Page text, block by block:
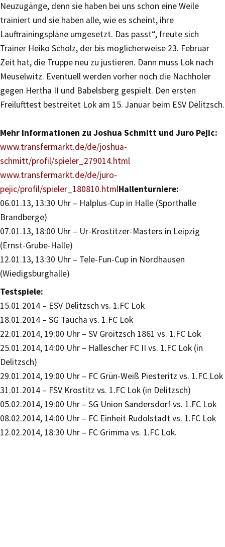
Neuzugänge, denn sie haben bei uns schon eine Weile
trainiert und sie haben alle, wie es scheint, ihre
Lauftrainingspläne umgesetzt. Das passt“, freute sich
Trainer Heiko Scholz, der bis möglicherweise 23. Februar
Zeit hat, die Truppe neu zu justieren. Dann muss Lok nach
Meuselwitz. Eventuell werden vorher noch die Nachholer
gegen Hertha II und Babelsberg gespielt. Den ersten
Freilufttest bestreitet Lok am 15. Januar beim ESV Delitzsch.
Mehr Informationen zu Joshua Schmitt und Juro Pejic:
www.transfermarkt.de/de/joshua-
schmitt/profil/spieler_279014.html
www.transfermarkt.de/de/juro-
pejic/profil/spieler_180810.htmlHallenturniere:
06.01.13, 13:30 Uhr – Halplus-Cup in Halle (Sporthalle
Brandberge)
07.01.13, 18:00 Uhr – Ur-Krostitzer-Masters in Leipzig
(Ernst-Grube-Halle)
12.01.13, 13:30 Uhr – Tele-Fun-Cup in Nordhausen
(Wiedigsburghalle)
Testspiele:
15.01.2014 – ESV Delitzsch vs. 1.FC Lok
18.01.2014 – SG Taucha vs. 1.FC Lok
22.01.2014, 19:00 Uhr – SV Groitzsch 1861 vs. 1.FC Lok
25.01.2014, 14:00 Uhr – Hallescher FC II vs. 1.FC Lok (in
Delitzsch)
29.01.2014, 19:00 Uhr – FC Grün-Weiß Piesteritz vs. 1.FC Lok
31.01.2014 – FSV Krostitz vs. 1.FC Lok (in Delitzsch)
05.02.2014, 19:00 Uhr – SG Union Sandersdorf vs. 1.FC Lok
08.02.2014, 14:00 Uhr – FC Einheit Rudolstadt vs. 1.FC Lok
12.02.2014, 18:30 Uhr – FC Grimma vs. 1.FC Lok.